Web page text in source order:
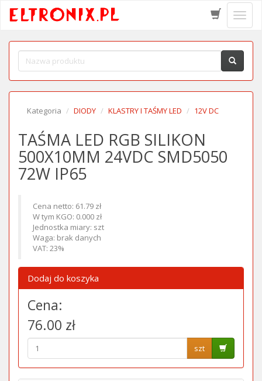
menu
Kategoria DIODY KLASTRY I TAŚMY LED 12V DC
TAŚMA LED RGB SILIKON
500X10MM 24VDC SMD5050
72W IP65
Cena netto: 61.79 zł
W tym KGO: 0.000 zł
Jednostka miary: szt
Waga: brak danych
VAT: 23%
Dodaj do koszyka
Cena:
76.00 zł
szt